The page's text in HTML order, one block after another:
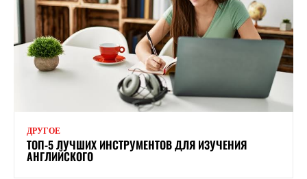
ДРУГОЕ
ТОП-5 ЛУЧШИХ ИНСТРУМЕНТОВ ДЛЯ ИЗУЧЕНИЯ
АНГЛИЙСКОГО